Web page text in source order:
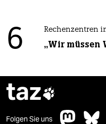
6 Rechenzentren
„Wir müssen
taz
Folgen Sie uns